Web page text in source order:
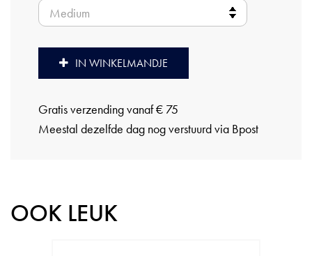
IN WINKELMANDJE
Gratis verzending vanaf € 75
Meestal dezelfde dag nog verstuurd via Bpost
OOK LEUK